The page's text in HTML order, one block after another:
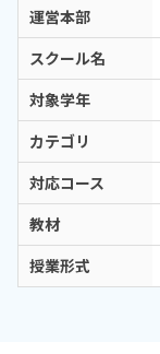
運営本部
スクール名
対象学年
カテゴリ
対応コース
教材
授業形式